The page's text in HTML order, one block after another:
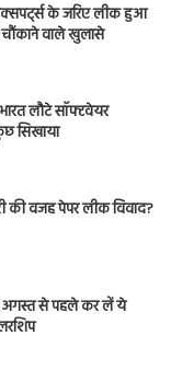
के जरिए लीक हुआ
चौंकाने वाले खुलासे
लौटे सॉफ्टवेयर
सिखाया
की वजह पेपर लीक विवाद?
अगस्त से पहले कर लें ये